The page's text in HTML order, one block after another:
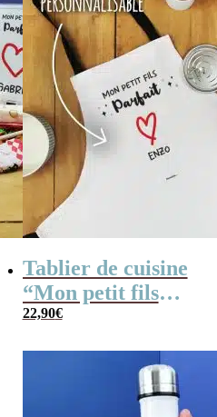
Tablier de cuisine
“Mon petit fils
parfait” – cadeau
22,90€